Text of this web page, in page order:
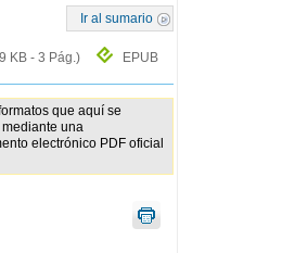
Ir al sumario
KB - 3 Pág.)
EPUB
que aquí se
una
electrónico PDF oficial